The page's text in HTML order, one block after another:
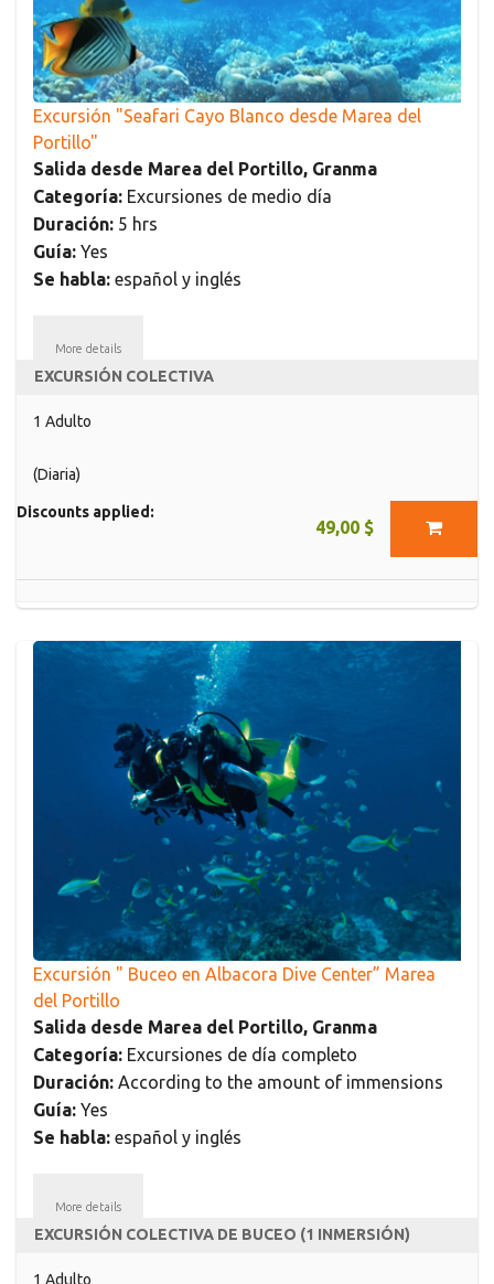
Excursión "Seafari Cayo Blanco desde Marea del
Portillo"
Salida desde Marea del Portillo, Granma
Categoría: Excursiones de medio día
Duración: 5 hrs
Guía: Yes
Se habla: español y inglés
More details
EXCURSIÓN COLECTIVA
1 Adulto
(Diaria)
49,00 $
Discounts applied:
Excursión " Buceo en Albacora Dive Center” Marea
del Portillo
Salida desde Marea del Portillo, Granma
Categoría: Excursiones de día completo
Duración: According to the amount of immensions
Guía: Yes
Se habla: español y inglés
More details
EXCURSIÓN COLECTIVA DE BUCEO (1 INMERSIÓN)
1 Adulto